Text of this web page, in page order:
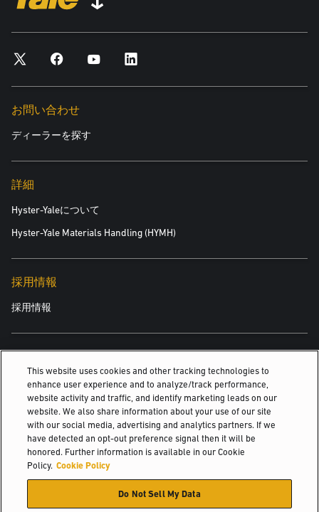
お問い合わせ
ディーラーを探す
詳細
Hyster-Yaleについて
Hyster-Yale Materials Handling (HYMH)
採用情報
採用情報
幅狭通路用マンアップタレットトラック
電動4輪クッションタイヤトラック
ライダー低リフトパレットトラック
© 2026 Hyster-Yale Materials Handling, Inc., all rights reserved.
This website uses cookies and other tracking technologies to
enhance user experience and to analyze/track performance,
website activity and traffic, and identify marketing leads on our
website. We also share information about your use of our site
with our social media, advertising and analytics partners. If we
have detected an opt-out preference signal then it will be
honored. Further information is available in our Cookie
Policy. Cookie Policy
Do Not Sell My Data